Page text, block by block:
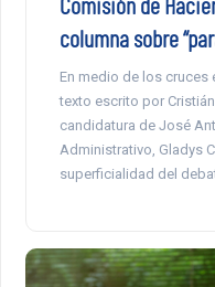
columna sobre
En medio de los cruces
texto escrito por
candidatura de José
Administrativo, Gladys
superficialidad del